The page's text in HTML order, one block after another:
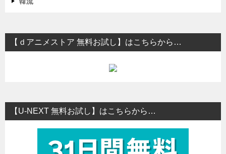
【ｄアニメストア 無料お試し】はこちらから…
【U-NEXT 無料お試し】はこちらから…